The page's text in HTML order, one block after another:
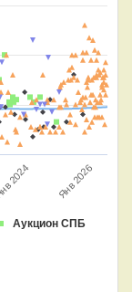
Аукцион СПБ
2024 Янв 2026